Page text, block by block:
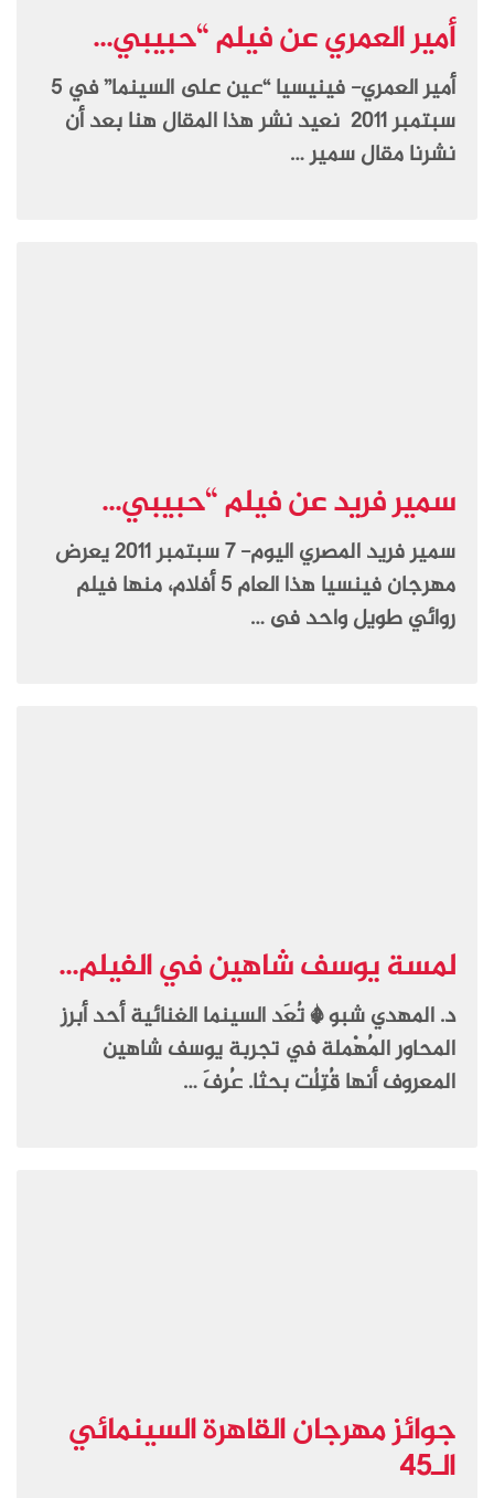
أمير العمري عن فيلم “حبيبي...
أمير العمري- فينيسيا “عين على السينما” في 5
سبتمبر 2011 نعيد نشر هذا المقال هنا بعد أن
نشرنا مقال سمير …
سمير فريد عن فيلم “حبيبي...
سمير فريد المصري اليوم- 7 سبتمبر 2011 يعرض
مهرجان فينسيا هذا العام 5 أفلام، منها فيلم
روائي طويل واحد فى …
لمسة يوسف شاهين في الفيلم...
د. المهدي شبو * تُعَد السينما الغنائية أحد أبرز
المحاور المُهْملة في تجربة يوسف شاهين
المعروف أنها قُتِلُت بحثا. عُرِفَ …
جوائز مهرجان القاهرة السينمائي
الـ45